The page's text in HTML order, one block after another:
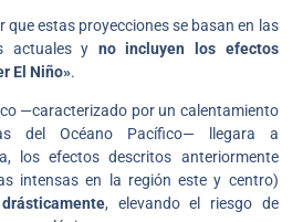
estas proyecciones se basan en las
actuales y no incluyen los efectos
El Niño».
—caracterizado por un calentamiento
del Océano Pacífico— llegara a
los efectos descritos anteriormente
intensas en la región este y centro)
, elevando el riesgo de